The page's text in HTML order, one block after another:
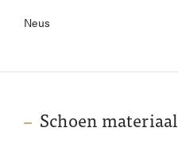
Neus
Schoen materiaal